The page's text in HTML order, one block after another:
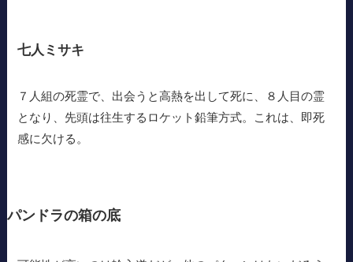
七人ミサキ
７人組の死霊で、出会うと高熱を出して死に、８人目の霊
となり、先頭は往生するロケット鉛筆方式。これは、即死
感に欠ける。
パンドラの箱の底